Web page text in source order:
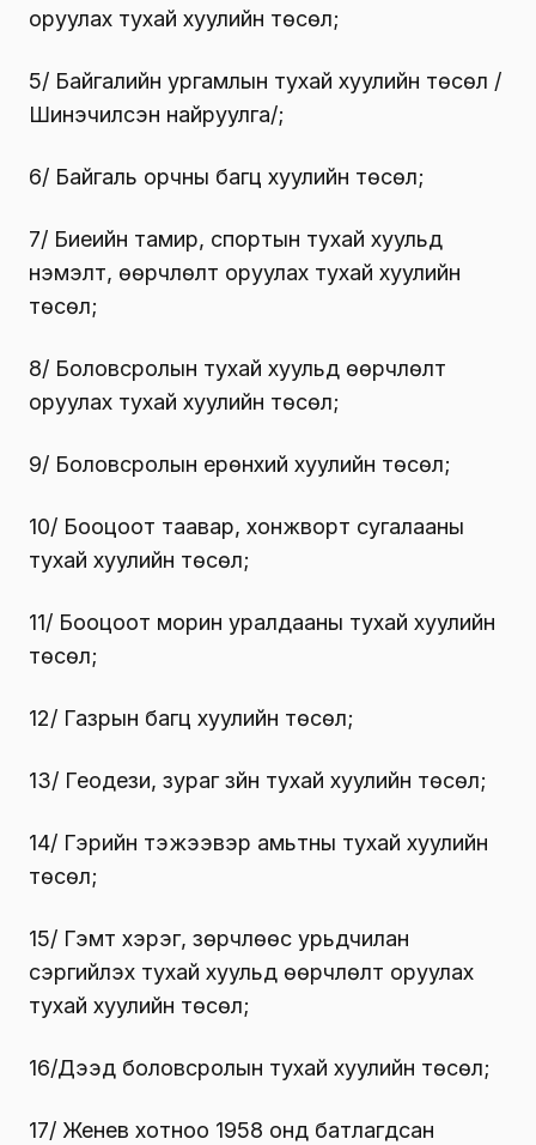
оруулах тухай хуулийн төсөл;
5/ Байгалийн ургамлын тухай хуулийн төсөл /
Шинэчилсэн найруулга/;
6/ Байгаль орчны багц хуулийн төсөл;
7/ Биеийн тамир, спортын тухай хуульд
нэмэлт, өөрчлөлт оруулах тухай хуулийн
төсөл;
8/ Боловсролын тухай хуульд өөрчлөлт
оруулах тухай хуулийн төсөл;
9/ Боловсролын ерөнхий хуулийн төсөл;
10/ Бооцоот таавар, хонжворт сугалааны
тухай хуулийн төсөл;
11/ Бооцоот морин уралдааны тухай хуулийн
төсөл;
12/ Газрын багц хуулийн төсөл;
13/ Геодези, зураг зүйн тухай хуулийн төсөл;
14/ Гэрийн тэжээвэр амьтны тухай хуулийн
төсөл;
15/ Гэмт хэрэг, зөрчлөөс урьдчилан
сэргийлэх тухай хуульд өөрчлөлт оруулах
тухай хуулийн төсөл;
16/Дээд боловсролын тухай хуулийн төсөл;
17/ Женев хотноо 1958 онд батлагдсан